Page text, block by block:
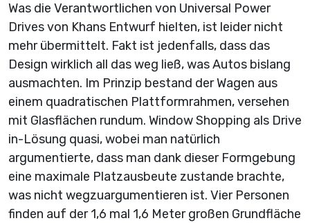
Was die Verantwortlichen von Universal Power
Drives von Khans Entwurf hielten, ist leider nicht
mehr übermittelt. Fakt ist jedenfalls, dass das
Design wirklich all das weg ließ, was Autos bislang
ausmachten. Im Prinzip bestand der Wagen aus
einem quadratischen Plattformrahmen, versehen
mit Glasflächen rundum. Window Shopping als Drive
in-Lösung quasi, wobei man natürlich
argumentierte, dass man dank dieser Formgebung
eine maximale Platzausbeute zustande brachte,
was nicht wegzuargumentieren ist. Vier Personen
finden auf der 1,6 mal 1,6 Meter großen Grundfläche